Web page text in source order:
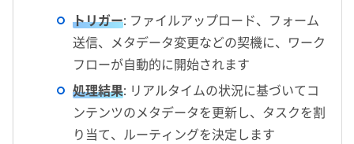
トリガー: ファイルアップロード、フォーム
送信、メタデータ変更などの契機に、ワーク
フローが自動的に開始されます
処理結果: リアルタイムの状況に基づいてコ
ンテンツのメタデータを更新し、タスクを割
り当て、ルーティングを決定します